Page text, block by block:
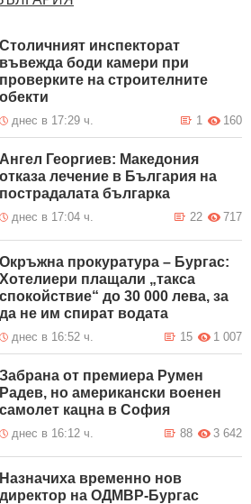
Столичният инспекторат
въвежда боди камери при
проверките на строителните
обекти
днес в 17:29 ч. 160
1
Ангел Георгиев: Македония
отказа лечение в България на
пострадалата българка
днес в 17:04 ч. 717
22
Окръжна прокуратура – Бургас:
Хотелиери плащали „такса
спокойствие“ до 30 000 лева, за
да не им спират водата
днес в 16:52 ч. 1 007
15
Забрана от премиера Румен
Радев, но американски военен
самолет кацна в София
днес в 16:12 ч. 3 642
88
Назначиха временно нов
директор на ОДМВР-Бургас